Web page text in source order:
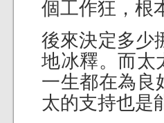
個工作狂，根
後來決定多少
地冰釋。而太
一生都在為良
太的支持也是